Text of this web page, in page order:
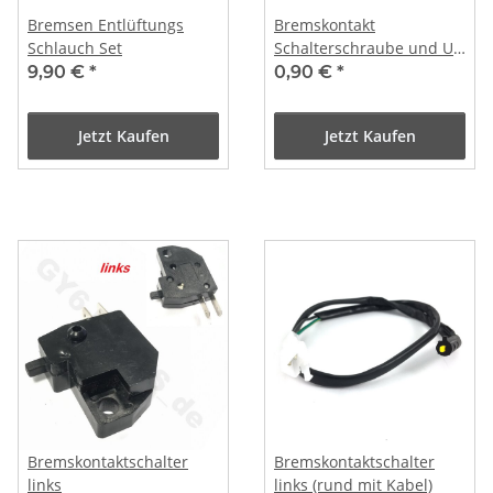
Bremsen Entlüftungs
Schlauch Set
9,90 € *
Jetzt Kaufen
Bremskontakt
Schalterschraube und U-
Scheibe
0,90 € *
Jetzt Kaufen
Bremskontaktschalter
links
Bremskontaktschalter
links (rund mit Kabel)